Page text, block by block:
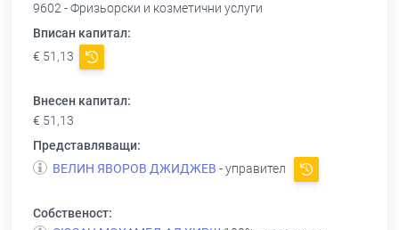
9602 - Фризьорски и козметични услуги
Вписан капитал:
€ 51,13
Внесен капитал:
€ 51,13
Представляващи:
ВЕЛИН ЯВОРОВ ДЖИДЖЕВ - управител
Собственост: